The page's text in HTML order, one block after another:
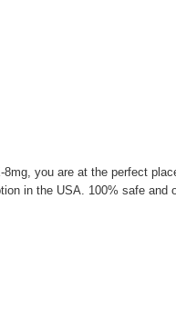
you are at the perfect
in the USA. 100% safe and